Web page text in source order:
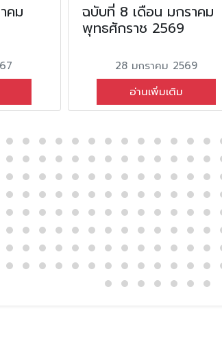
คม
ฉบับที่ 8 เดือน มกราคม
พุทธศักราช 2569
28 มกราคม 2569
อ่านเพิ่มเติม